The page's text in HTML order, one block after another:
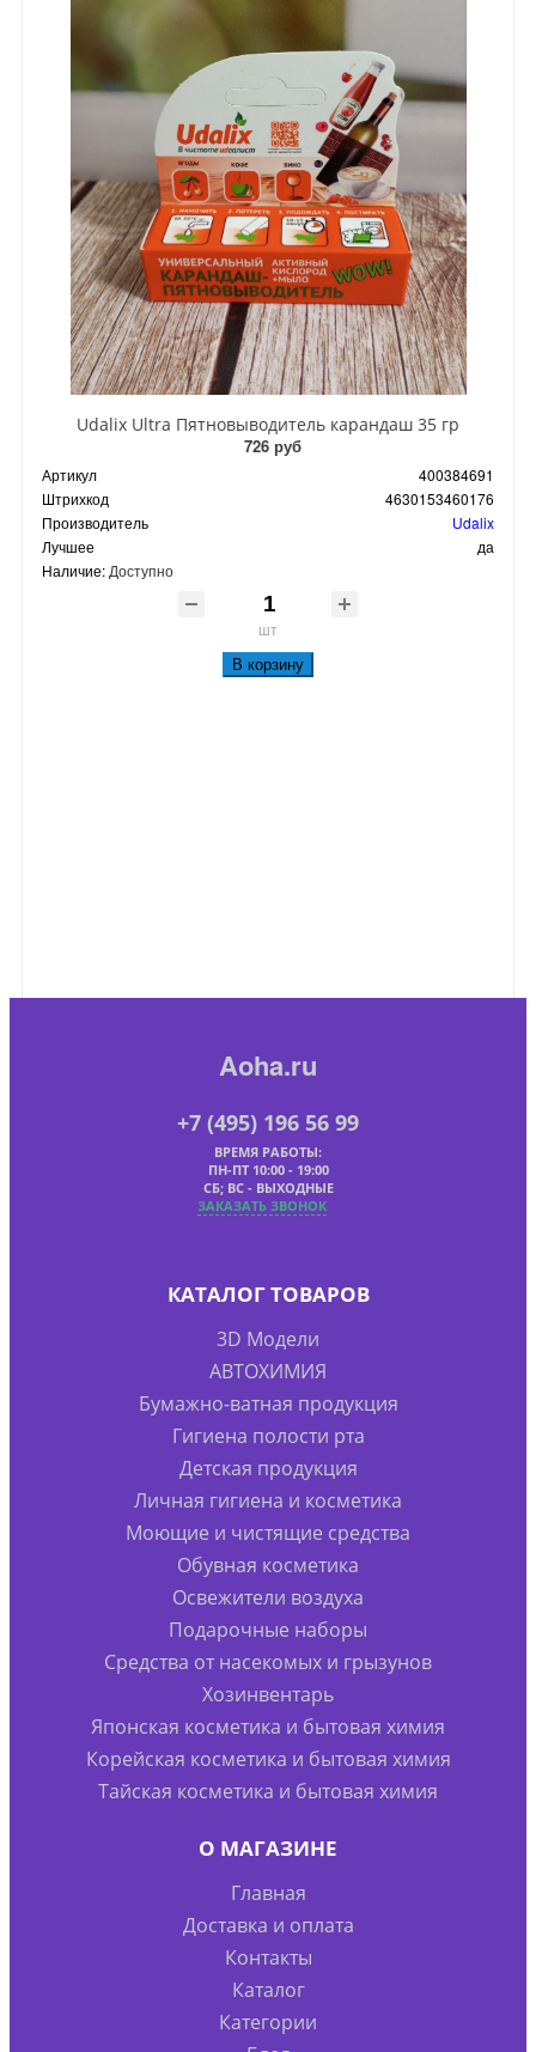
Udalix Ultra Пятновыводитель карандаш 35 гр
726 руб
Артикул
400384691
Штрихкод
4630153460176
Производитель
Udalix
Лучшее
да
Наличие: Доступно
шт
В корзину
Aoha.ru
+7 (495) 196 56 99
ВРЕМЯ РАБОТЫ:
ПН-ПТ 10:00 - 19:00
СБ; ВС - ВЫХОДНЫЕ
ЗАКАЗАТЬ ЗВОНОК
КАТАЛОГ ТОВАРОВ
3D Модели
АВТОХИМИЯ
Бумажно-ватная продукция
Гигиена полости рта
Детская продукция
Личная гигиена и косметика
Моющие и чистящие средства
Обувная косметика
Освежители воздуха
Подарочные наборы
Средства от насекомых и грызунов
Хозинвентарь
Японская косметика и бытовая химия
Корейская косметика и бытовая химия
Тайская косметика и бытовая химия
О МАГАЗИНЕ
Главная
Доставка и оплата
Контакты
Каталог
Категории